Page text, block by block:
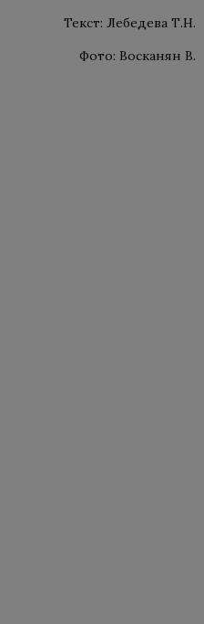
Текст: Лебедева Т.Н.
Фото: Восканян В.